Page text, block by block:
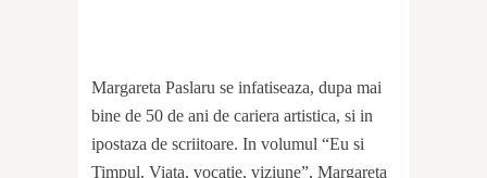
Margareta Paslaru se infatiseaza, dupa mai
bine de 50 de ani de cariera artistica, si in
ipostaza de scriitoare. In volumul “Eu si
Timpul. Viata, vocatie, viziune”, Margareta